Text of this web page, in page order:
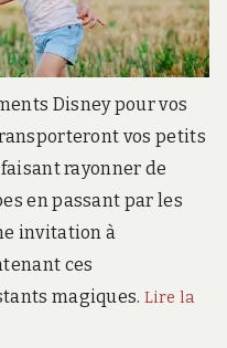
Disney pour vos
vos petits
rayonner de
en passant par les
invitation à
ces
magiques.Lire la